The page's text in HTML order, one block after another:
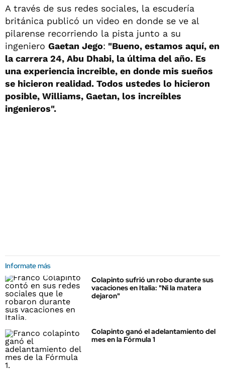
A través de sus redes sociales, la escudería
británica publicó un video en donde se ve al
pilarense recorriendo la pista junto a su
ingeniero Gaetan Jego: "Bueno, estamos aquí, en
la carrera 24, Abu Dhabi, la última del año. Es
una experiencia increible, en donde mis sueños
se hicieron realidad. Todos ustedes lo hicieron
posible, Williams, Gaetan, los increíbles
ingenieros".
Informate más
Colapinto sufrió un robo durante sus
vacaciones en Italia: "Ni la matera
dejaron"
Colapinto ganó el adelantamiento del
mes en la Fórmula 1